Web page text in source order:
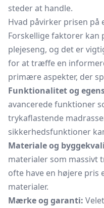
steder at handle.
Hvad påvirker prisen på
Forskellige faktorer kan
plejeseng, og det er
for at træffe en
primære aspekter, der
Funktionalitet og
avancerede funktioner
trykaflastende
sikkerhedsfunktioner
Materiale og
materialer som massivt
ofte have en højere pris
materialer.
Mærke og garanti: